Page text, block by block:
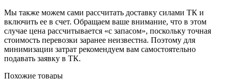
Мы также можем сами рассчитать доставку силами ТК и
включить ее в счет. Обращаем ваше внимание, что в этом
случае цена рассчитывается «с запасом», поскольку точная
стоимость перевозки заранее неизвестна. Поэтому для
минимизации затрат рекомендуем вам самостоятельно
подавать заявку в ТК.
Похожие товары